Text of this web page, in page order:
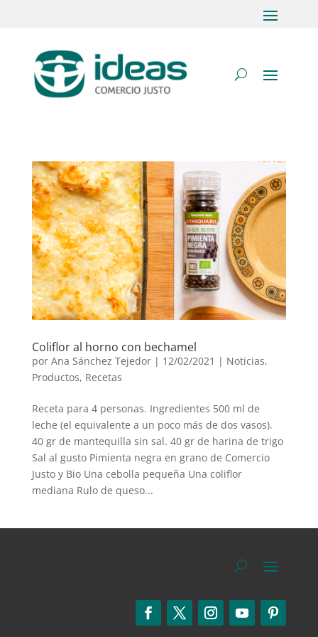
Coliflor al horno con bechamel
por Ana Sánchez Tejedor| 12/02/2021 | Noticias,
Productos, Recetas
Receta para 4 personas. Ingredientes 500 ml de
leche (el equivalente a un poco más de dos vasos).
40 gr de mantequilla sin sal. 40 gr de harina de trigo
Sal al gusto Pimienta negra en grano de Comercio
Justo y Bio Una cebolla pequeña Una coliflor
mediana Rulo de queso...